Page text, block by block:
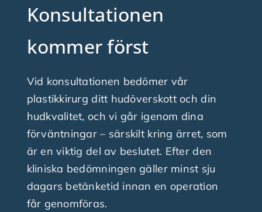
Konsultationen
kommer först
Vid konsultationen bedömer vår
plastikkirurg ditt hudöverskott och din
hudkvalitet, och vi går igenom dina
förväntningar – särskilt kring ärret, som
är en viktig del av beslutet. Efter den
kliniska bedömningen gäller minst sju
dagars betänketid innan en operation
får genomföras.